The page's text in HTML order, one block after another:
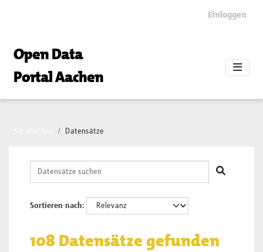
Einloggen
Open Data
Portal Aachen
Datensätze
Sortieren nach
108 Datensätze gefunden